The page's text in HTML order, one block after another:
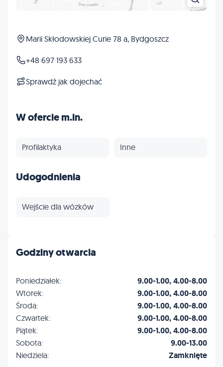
Marii Skłodowskiej Curie 78 a, Bydgoszcz
+48 697 193 633
Sprawdź jak dojechać
W ofercie m.in.
Profilaktyka Inne
Udogodnienia
Wejście dla wózków
Godziny otwarcia
Poniedziałek: 9.00-1.00, 4.00-8.00
Wtorek: 9.00-1.00, 4.00-8.00
Środa: 9.00-1.00, 4.00-8.00
Czwartek: 9.00-1.00, 4.00-8.00
Piątek: 9.00-1.00, 4.00-8.00
Sobota: 9.00-13.00
Niedziela: Zamknięte